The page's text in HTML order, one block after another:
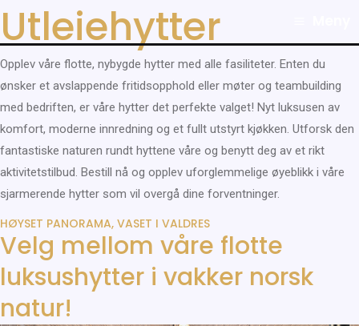
Hopp
rett
innholdet
Menu
Utleiehytter
Opplev våre flotte, nybygde hytter med alle fasiliteter. Enten du
ønsker et avslappende fritidsopphold eller møter og teambuilding
med bedriften, er våre hytter det perfekte valget! Nyt luksusen av
komfort, moderne innredning og et fullt utstyrt kjøkken. Utforsk den
fantastiske naturen rundt hyttene våre og benytt deg av et rikt
aktivitetstilbud. Bestill nå og opplev uforglemmelige øyeblikk i våre
sjarmerende hytter som vil overgå dine forventninger.
HØYSET PANORAMA, VASET I VALDRES
Velg mellom våre flotte
luksushytter i vakker norsk
natur!